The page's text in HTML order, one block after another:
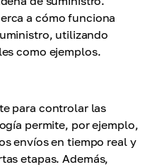
a cómo funciona
utilizando
como ejemplos.
para controlar las
permite, por ejemplo,
envíos en tiempo real y
etapas. Además,